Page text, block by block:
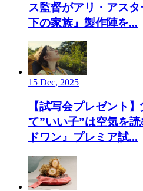
ス監督がアリ・アス
下の家族』製作陣を...
15 Dec, 2025
【試写会プレゼント
て”いい子”は空気を
ドワン』プレミア試...